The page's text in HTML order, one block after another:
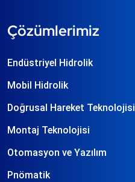
Çözümlerimiz
Endüstriyel Hidrolik
Mobil Hidrolik
Doğrusal Hareket Teknolojisi
Montaj Teknolojisi
Otomasyon ve Yazılım
Pnömatik